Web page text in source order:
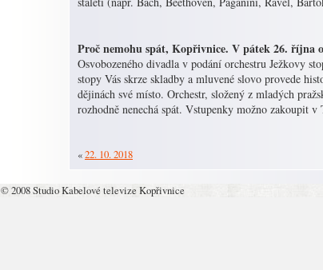
Proč nemohu spát, Kopřivnice. V pátek 26. října
Osvobozeného divadla v podání orchestru Ježkovy
stopy Vás skrze skladby a mluvené slovo provede
dějinách své místo. Orchestr, složený z mladých
rozhodně nenechá spát. Vstupenky možno zakoupit
«22. 10. 2018
© 2008 Studio Kabelové televize Kopřivnice